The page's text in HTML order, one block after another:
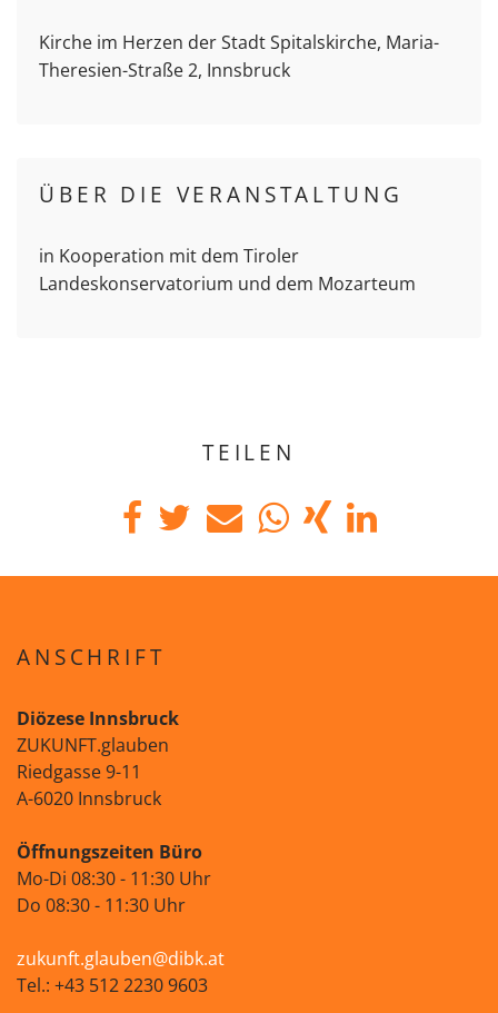
Kirche im Herzen der Stadt Spitalskirche, Maria-
Theresien-Straße 2, Innsbruck
ÜBER DIE VERANSTALTUNG
in Kooperation mit dem Tiroler
Landeskonservatorium und dem Mozarteum
TEILEN
ANSCHRIFT
Diözese Innsbruck
ZUKUNFT.glauben
Riedgasse 9-11
A-6020 Innsbruck
Öffnungszeiten Büro
Mo-Di 08:30 - 11:30 Uhr
Do 08:30 - 11:30 Uhr
zukunft.glauben@dibk.at
Tel.: +43 512 2230 9603